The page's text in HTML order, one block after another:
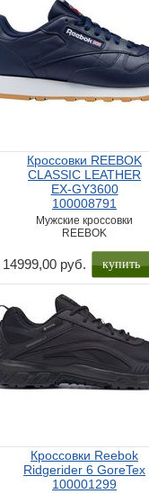
Кроссовки REEBOK
CLASSIC LEATHER
EX-GY3600
100008791
Мужские кроссовки
REEBOK
14999,00 руб. купить
Кроссовки Reebok
Ridgerider 6 GoreTex
100001299